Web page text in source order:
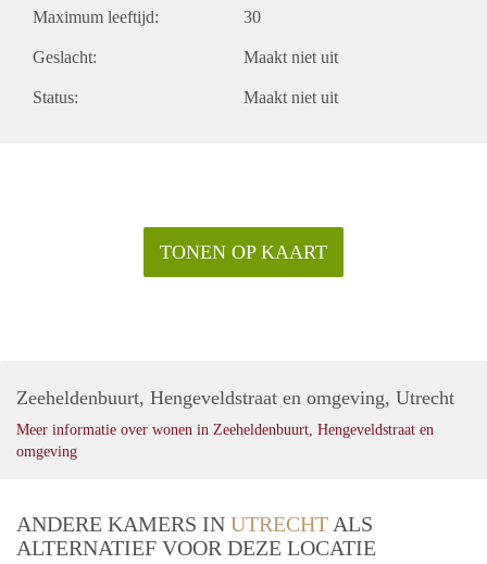
Maximum leeftijd: 30
Geslacht: Maakt niet uit
Status: Maakt niet uit
TONEN OP KAART
Zeeheldenbuurt, Hengeveldstraat en omgeving, Utrecht
Meer informatie over wonen in Zeeheldenbuurt, Hengeveldstraat en
omgeving
ANDERE KAMERS IN UTRECHT ALS
ALTERNATIEF VOOR DEZE LOCATIE